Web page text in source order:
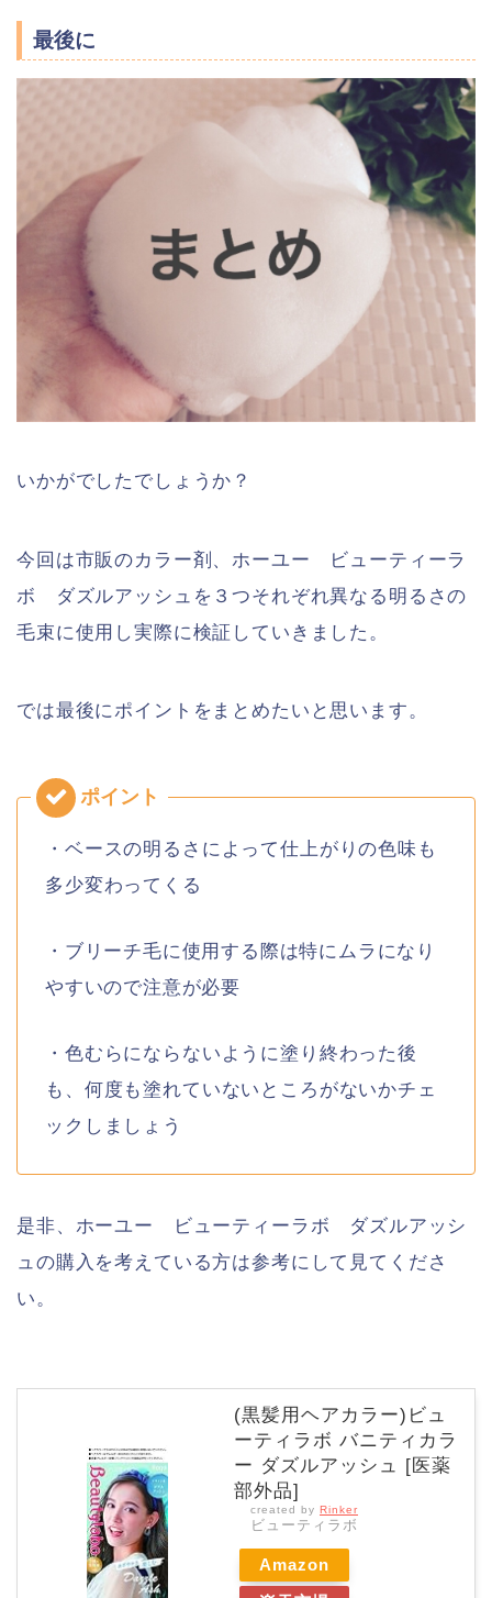
最後に
いかがでしたでしょうか？
今回は市販のカラー剤、ホーユー ビューティーラ
ボ ダズルアッシュを３つそれぞれ異なる明るさの
毛束に使用し実際に検証していきました。
では最後にポイントをまとめたいと思います。
・ベースの明るさによって仕上がりの色味も
多少変わってくる
・ブリーチ毛に使用する際は特にムラになり
やすいので注意が必要
・色むらにならないように塗り終わった後
も、何度も塗れていないところがないかチェ
ックしましょう
是非、ホーユー ビューティーラボ ダズルアッシ
ュの購入を考えている方は参考にして見てくださ
い。
(黒髪用ヘアカラー)ビュ
ーティラボ バニティカラ
ー ダズルアッシュ [医薬
部外品]
created by Rinker
ビューティラボ
Amazon